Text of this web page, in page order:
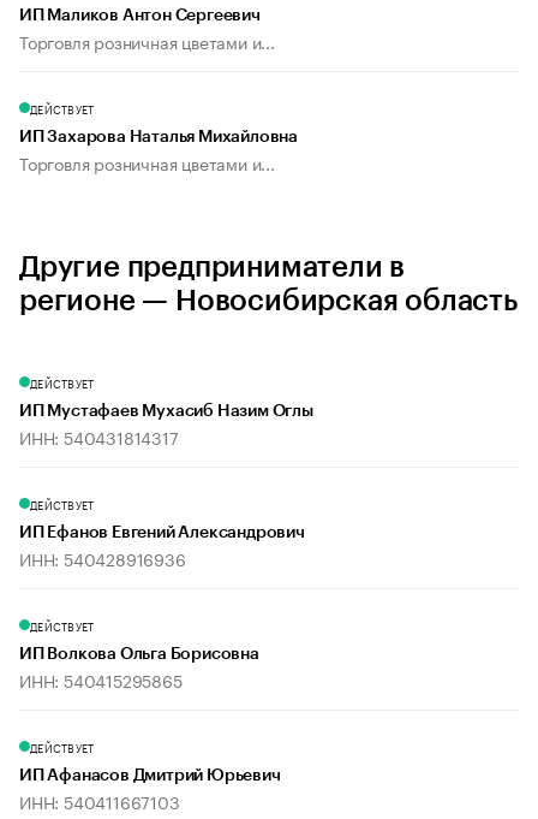
ИП Маликов Антон Сергеевич
Торговля розничная цветами и...
ДЕЙСТВУЕТ
ИП Захарова Наталья Михайловна
Торговля розничная цветами и...
Другие предприниматели в
регионе — Новосибирская область
ДЕЙСТВУЕТ
ИП Мустафаев Мухасиб Назим Оглы
ИНН: 540431814317
ДЕЙСТВУЕТ
ИП Ефанов Евгений Александрович
ИНН: 540428916936
ДЕЙСТВУЕТ
ИП Волкова Ольга Борисовна
ИНН: 540415295865
ДЕЙСТВУЕТ
ИП Афанасов Дмитрий Юрьевич
ИНН: 540411667103